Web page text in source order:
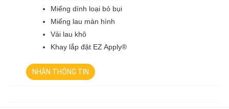
Miếng dính loại bỏ bụi
Miếng lau màn hình
Vải lau khô
Khay lắp đặt EZ Apply®
NHẬN THÔNG TIN